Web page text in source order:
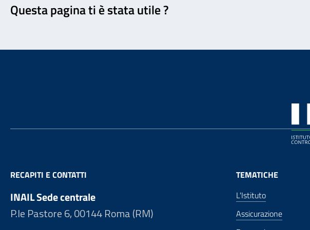
Questa pagina ti è stata utile ?
RECAPITI E CONTATTI
INAIL Sede centrale
P.le Pastore 6, 00144 Roma (RM)
TEMATICHE
L'Istituto
Assicurazione